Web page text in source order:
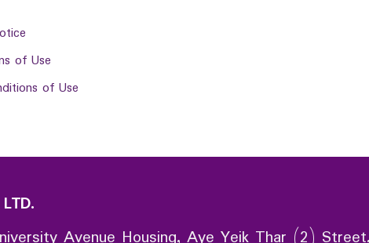
of Use
of Use